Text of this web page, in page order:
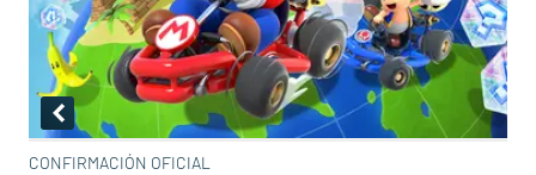
CONFIRMACIÓN OFICIAL